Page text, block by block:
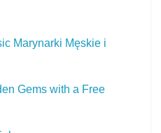
Marynarki Męskie i
Gems with a Free